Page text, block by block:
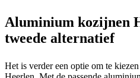
Aluminium kozijnen
tweede alternatief
Het is verder een optie om te